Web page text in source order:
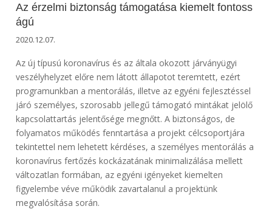
Az érzelmi biztonság támogatása kiemelt fontoss
ágú
2020.12.07.
Az új típusú koronavírus és az általa okozott járványügyi
veszélyhelyzet előre nem látott állapotot teremtett, ezért
programunkban a mentorálás, illetve az egyéni fejlesztéssel
járó személyes, szorosabb jellegű támogató mintákat jelölő
kapcsolattartás jelentősége megnőtt. A biztonságos, de
folyamatos működés fenntartása a projekt célcsoportjára
tekintettel nem lehetett kérdéses, a személyes mentorálás a
koronavírus fertőzés kockázatának minimalizálása mellett
változatlan formában, az egyéni igényeket kiemelten
figyelembe véve működik zavartalanul a projektünk
megvalósítása során.